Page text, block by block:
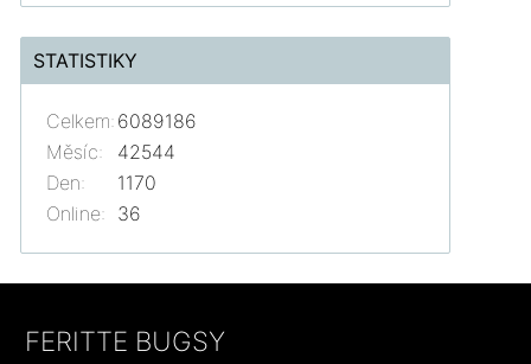
STATISTIKY
Online: 36
Celkem: 6089186
Měsíc:
42544
Den:
1170
FERITTE BUGSY